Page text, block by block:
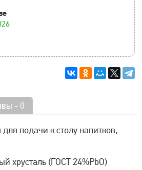
- 0
подачи к столу напитков,
хрусталь (ГОСТ 24%PbO)